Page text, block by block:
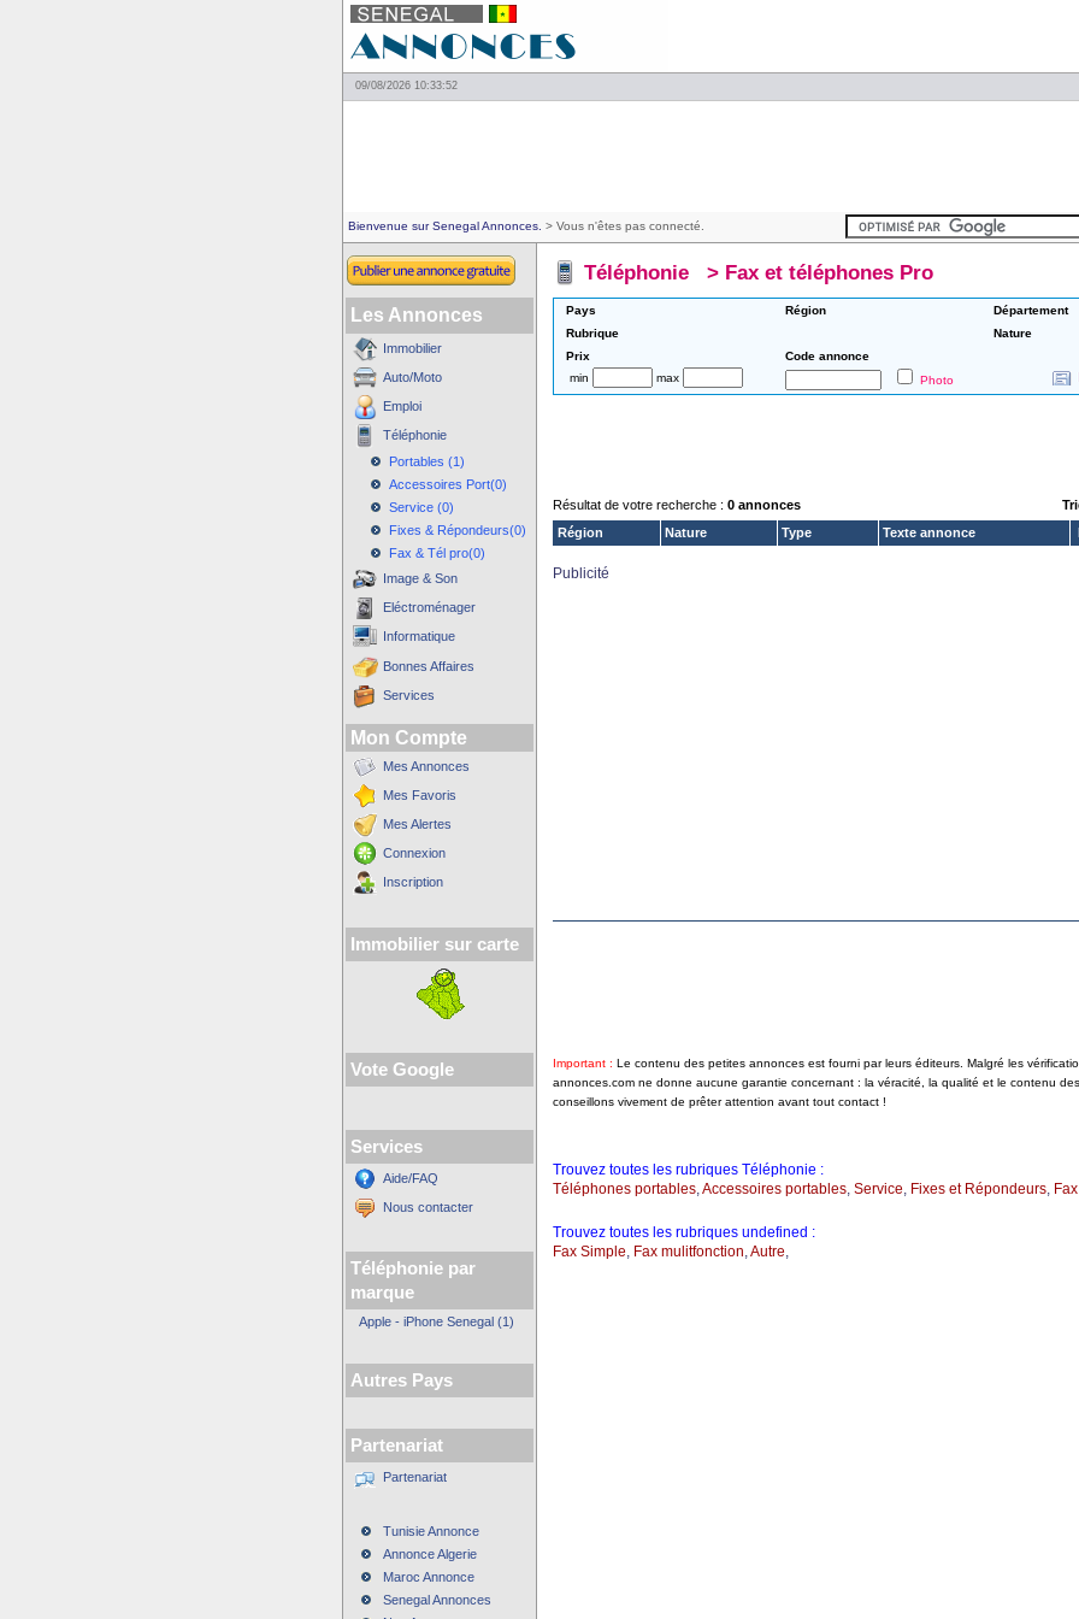
09/08/2026 10:33:52
Bienvenue sur Senegal Annonces. > Vous n'êtes pas connecté.
Les Annonces
Immobilier
Auto/Moto
Emploi
Téléphonie
Portables (1)
Accessoires Port(0)
Service (0)
Fixes & Répondeurs(0)
Fax & Tél pro(0)
Image & Son
Eléctroménager
Informatique
Bonnes Affaires
Services
Mon Compte
Mes Annonces
Mes Favoris
Mes Alertes
Connexion
Inscription
Immobilier sur carte
Vote Google
Services
Aide/FAQ
Nous contacter
Téléphonie par
marque
Apple - iPhone Senegal (1)
Autres Pays
Partenariat
Partenariat
Tunisie Annonce
Annonce Algerie
Maroc Annonce
Senegal Annonces
Téléphonie > Fax et téléphones Pro
Pays Région Département
Rubrique
Nature
Prix
Code annonce
min
max Photo
Résultat de votre recherche : 0 annonces
Région
Nature Type Texte annonce
Publicité
Important : Le contenu des petites annonces est fourni par leurs éditeurs. Malgré les
annonces.com ne donne aucune garantie concernant : la véracité, la qualité et le contenu
conseillons vivement de prêter attention avant tout contact !
Trouvez toutes les rubriques Téléphonie :
Téléphones portables,Accessoires portables, Service, Fixes et Répondeurs,
Trouvez toutes les rubriques undefined :
Fax Simple, Fax mulitfonction,Autre,